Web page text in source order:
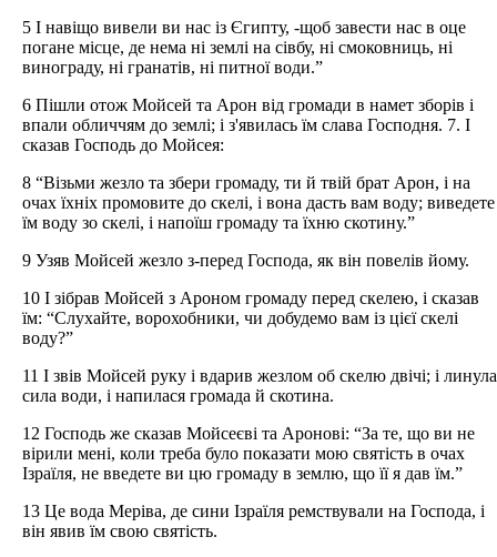
5 І навіщо вивели ви нас із Єгипту, -щоб завести нас в оце
погане місце, де нема ні землі на сівбу, ні смоковниць, ні
винограду, ні гранатів, ні питної води.”
6 Пішли отож Мойсей та Арон від громади в намет зборів і
впали обличчям до землі; і з'явилась їм слава Господня. 7. І
сказав Господь до Мойсея:
8 “Візьми жезло та збери громаду, ти й твій брат Арон, і на
очах їхніх промовите до скелі, і вона дасть вам воду; виведете
їм воду зо скелі, і напоїш громаду та їхню скотину.”
9 Узяв Мойсей жезло з-перед Господа, як він повелів йому.
10 І зібрав Мойсей з Ароном громаду перед скелею, і сказав
їм: “Слухайте, ворохобники, чи добудемо вам із цієї скелі
воду?”
11 І звів Мойсей руку і вдарив жезлом об скелю двічі; і линула
сила води, і напилася громада й скотина.
12 Господь же сказав Мойсеєві та Аронові: “За те, що ви не
вірили мені, коли треба було показати мою святість в очах
Ізраїля, не введете ви цю громаду в землю, що її я дав їм.”
13 Це вода Меріва, де сини Ізраїля ремствували на Господа, і
він явив їм свою святість.